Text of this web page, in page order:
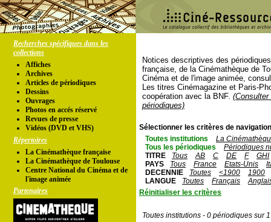
Recherches spécifiques dans les
collections
Affiches
Archives
Articles de périodiques
Dessins
Ouvrages
Photos en accés réservé
Revues de presse
Vidéos (DVD et VHS)
Répertoires
La Cinémathèque française
La Cinémathèque de Toulouse
Centre National du Cinéma et de
l'image animée
Partenaires
Notices descriptives des
française, de la Cinémathèque de
Cinéma et de l'image animée,
Les titres Cinémagazine et Paris-
coopération avec la BNF.
périodiques)
Sélectionner les critères de
Toutes institutions
La
Tous les périodiques
Périodiques
TITRE
Tous AB C DE F
GHI
PAYS
Tous France Etats-Unis
DECENNIE
Toutes <1900
1900
LANGUE
Toutes Français
Réinitialiser les critères
Toutes institutions - 0 périodiques sur